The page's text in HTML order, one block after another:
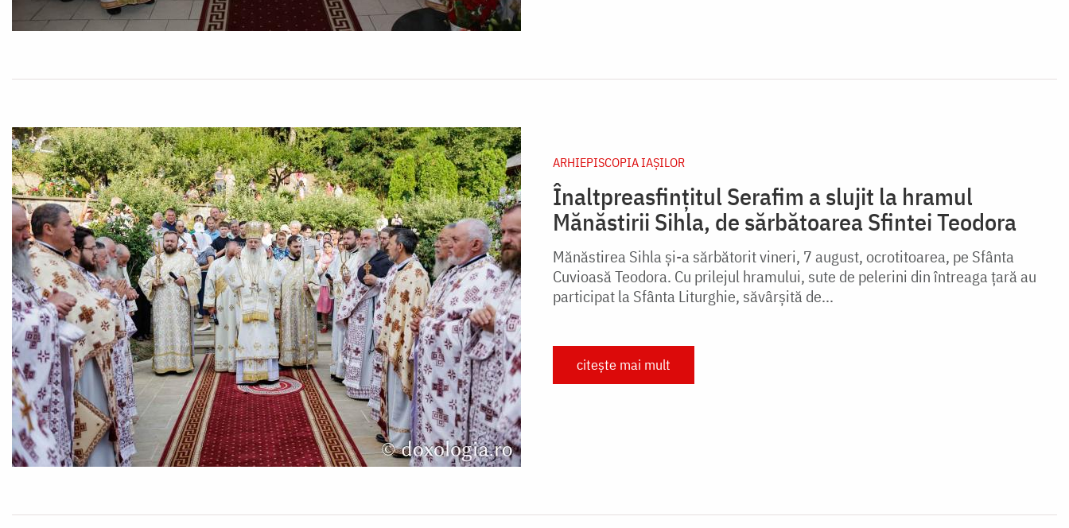
ARHIEPISCOPIA IAŞILOR
Înaltpreasfințitul Serafim a slujit la hramul
Mănăstirii Sihla, de sărbătoarea Sfintei Teodora
Mănăstirea Sihla și-a sărbătorit vineri, 7 august, ocrotitoarea, pe Sfânta
Cuvioasă Teodora. Cu prilejul hramului, sute de pelerini din întreaga țară au
participat la Sfânta Liturghie, săvârșită de...
citește mai mult